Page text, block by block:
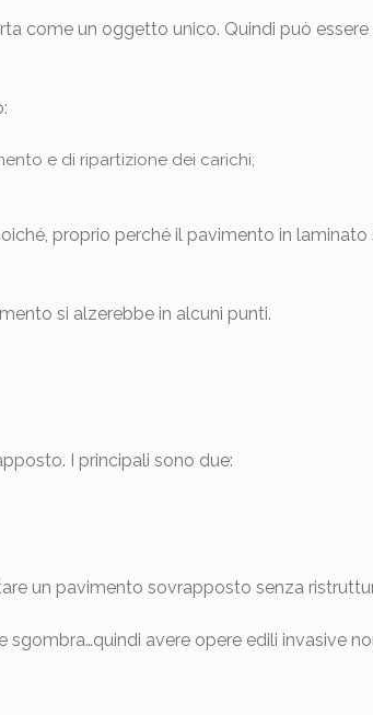
come un oggetto unico. Quindi può
e di ripartizione dei carichi;
proprio perché il pavimento in
si alzerebbe in alcuni punti.
I principali sono due:
un pavimento sovrapposto senza
avere opere edili invasive